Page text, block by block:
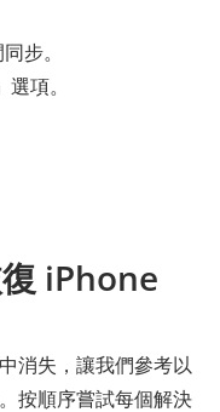
步。
項。
iPhone
消失，讓我們參考以
按順序嘗試每個解決